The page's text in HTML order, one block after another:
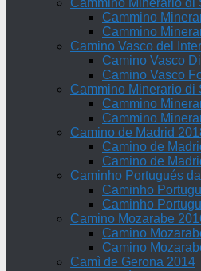
Cammino Minerario di
Cammino
Cammino
Camino Vasco del
Camino Vasco
Camino Vasco
Cammino Minerario di
Cammino
Cammino
Camino de Madrid
Camino de
Camino de
Caminho Portugués
Caminho
Caminho
Camino Mozarabe
Camino
Camino
Camì de Gerona 2014